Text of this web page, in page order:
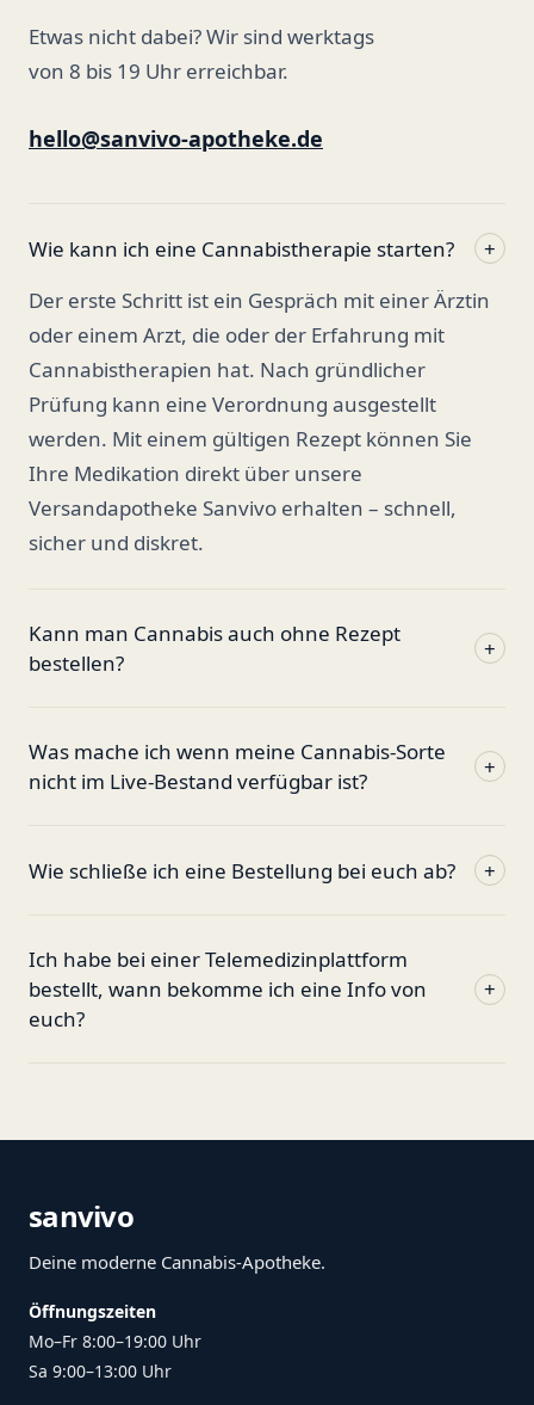
Etwas nicht dabei? Wir sind werktags
von 8 bis 19 Uhr erreichbar.
hello@sanvivo-apotheke.de
Wie kann ich eine Cannabistherapie starten?
+
Der erste Schritt ist ein Gespräch mit einer Ärztin
oder einem Arzt, die oder der Erfahrung mit
Cannabistherapien hat. Nach gründlicher
Prüfung kann eine Verordnung ausgestellt
werden. Mit einem gültigen Rezept können Sie
Ihre Medikation direkt über unsere
Versandapotheke Sanvivo erhalten – schnell,
sicher und diskret.
Kann man Cannabis auch ohne Rezept
bestellen?
+
Was mache ich wenn meine Cannabis-Sorte
nicht im Live-Bestand verfügbar ist?
+
Wie schließe ich eine Bestellung bei euch ab? +
Ich habe bei einer Telemedizinplattform
bestellt, wann bekomme ich eine Info von
euch?
+
sanvivo
Deine moderne Cannabis-Apotheke.
Öffnungszeiten
Mo–Fr 8:00–19:00 Uhr
Sa 9:00–13:00 Uhr